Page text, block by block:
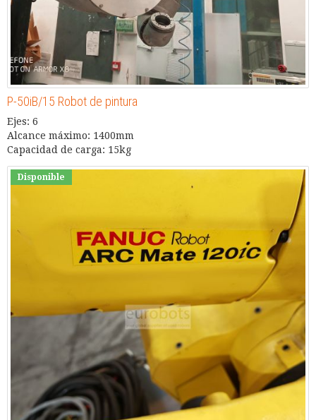
P-50iB/15 Robot de pintura
Ejes: 6
Alcance máximo: 1400mm
Capacidad de carga: 15kg
Disponible